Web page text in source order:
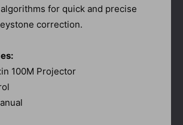
for quick and precise
correction.
100M Projector